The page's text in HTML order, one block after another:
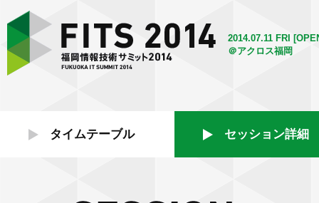
2014.07.11 FRI
＠アクロス福岡
タイムテーブル セッション詳細